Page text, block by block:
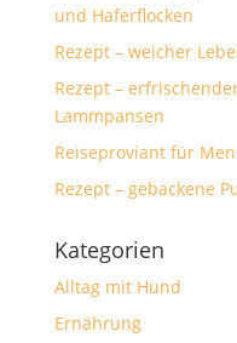
und Haferflocken
Rezept – weicher
Rezept –
Lammpansen
Reiseproviant für
Rezept – gebackene
Kategorien
Alltag mit Hund
Ernährung